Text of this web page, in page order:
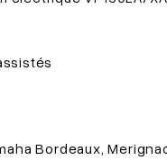
Bordeaux,